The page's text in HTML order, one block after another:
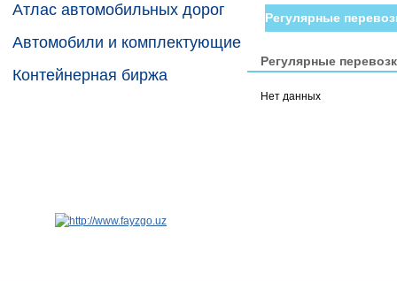
Атлас автомобильных дорог
Автомобили и комплектующие
Контейнерная биржа
Регулярные
Регулярные
Нет данных